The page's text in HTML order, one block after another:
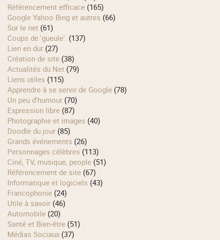
Référencement efficace (165)
Google Yahoo Bing et autres (66)
Sur le net (61)
Coups de 'gueule'. (137)
Lien en dur (27)
Création de site (38)
Actualités du Net (79)
Liens utiles (115)
Apprendre à se servir de Google (78)
Un peu d'humour (70)
Expression libre (87)
Photographie et images (40)
Doodle du jour (85)
Grands événements (26)
Personnages célèbres (113)
Ciné, TV, musique, people (51)
Référencement de site (67)
Informatique et logiciels (43)
Francophonie (24)
Utile à savoir (46)
Automobile (20)
Santé et Bien-être (51)
Médias Sociaux (37)